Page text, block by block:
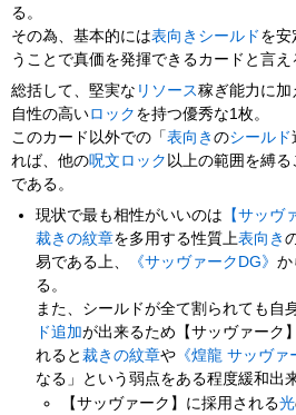
る。
その為、基本的には表向き シールド を安
うことで真価を発揮できるカードと言え
総括して、堅実な リソース稼ぎ能力に加
自性の高いロック を持つ優秀な1枚。
このカード以外での「表向きのシールド
れば、他の呪文ロック 以上の範囲を縛
である。
現状で最も相性がいいのは 【サッヴ
裁きの紋章を多用する性質上表向き
易である上、
《サッヴァークDG》か
る。
また、シールドが全て割られても自
ド追加が出来るため【サッヴァーク
れると裁きの紋章や 《煌龍 サッヴァ
なる」という弱点をある程度緩和出
【サッヴァーク】に採用される光